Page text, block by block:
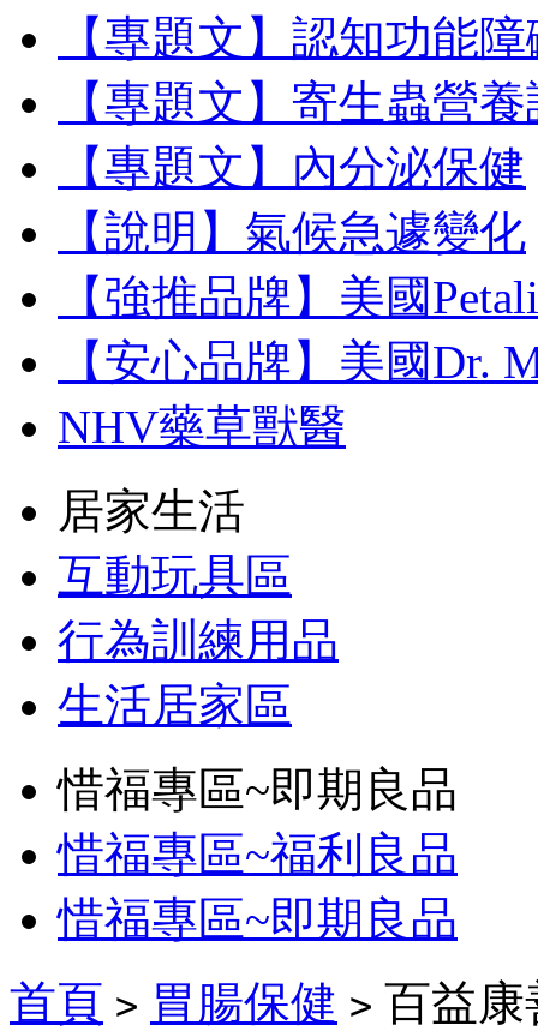
【專題文】認知功能
【專題文】寄生蟲營
【專題文】內分泌保健
【說明】氣候急遽變化
【強推品牌】美國
【安心品牌】美國Dr.
NHV藥草獸醫
居家生活
互動玩具區
行為訓練用品
生活居家區
惜福專區~即期良品
惜福專區~福利良品
惜福專區~即期良品
首頁 > 胃腸保健 > 百益康